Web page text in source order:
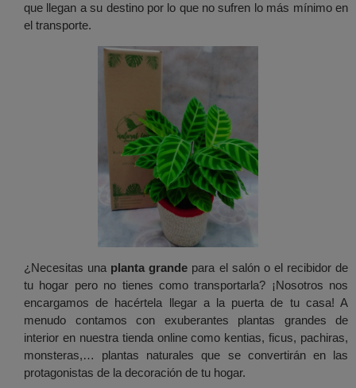
que llegan a su destino por lo que no sufren lo más mínimo en
el transporte.
¿Necesitas una planta grande para el salón o el recibidor de
tu hogar pero no tienes como transportarla? ¡Nosotros nos
encargamos de hacértela llegar a la puerta de tu casa! A
menudo contamos con exuberantes plantas grandes de
interior en nuestra tienda online como kentias, ficus, pachiras,
monsteras,… plantas naturales que se convertirán en las
protagonistas de la decoración de tu hogar.